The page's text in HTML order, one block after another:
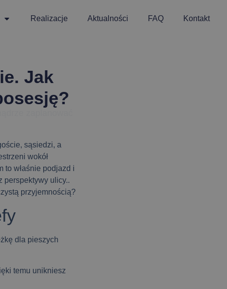
Realizacje Aktualności FAQ Kontakt
Jak
sąsiedzi, a
wokół
to właśnie podjazd i
perspektywy ulicy..
przyjemnością?
dla pieszych
temu unikniesz